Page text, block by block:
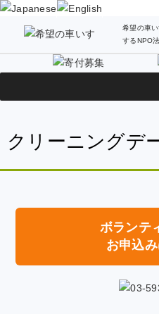
希望の車
するNPO
クリーニングデ
ボランテ
お申込